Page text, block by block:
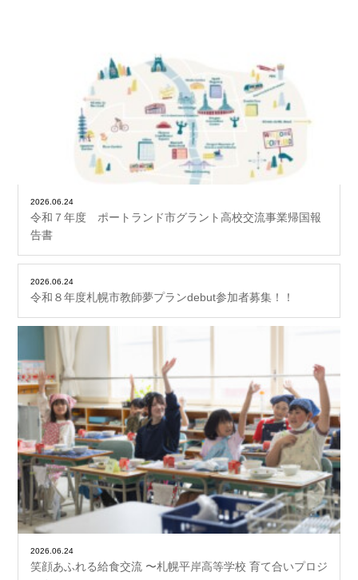
2026.06.24
令和７年度 ポートランド市グラント高校交流事業帰国報
告書
2026.06.24
令和８年度札幌市教師夢プランdebut参加者募集！！
2026.06.24
笑顔あふれる給食交流 〜札幌平岸高等学校 育て合いプロジ